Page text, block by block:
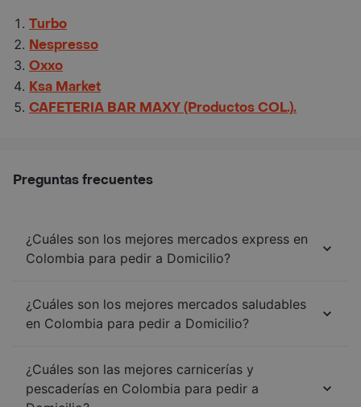
Turbo
Nespresso
Oxxo
Ksa Market
CAFETERIA BAR MAXY (Productos COL.).
Preguntas frecuentes
¿Cuáles son los mejores mercados express en
Colombia para pedir a Domicilio?
¿Cuáles son los mejores mercados saludables
en Colombia para pedir a Domicilio?
¿Cuáles son las mejores carnicerías y
pescaderías en Colombia para pedir a